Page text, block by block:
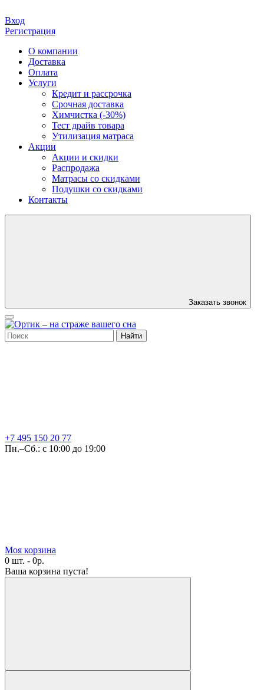
Вход
Регистрация
О компании
Доставка
Оплата
Услуги
Кредит и рассрочка
Срочная доставка
Химчистка (-30%)
Тест драйв товара
Утилизация матраса
Акции
Акции и скидки
Распродажа
Матрасы со скидками
Подушки со скидками
Контакты
Заказать звонок
Найти
+7 495 150 20 77
Пн.–Сб.: с 10:00 до 19:00
Моя корзина
0 шт. - 0р.
Ваша корзина пуста!